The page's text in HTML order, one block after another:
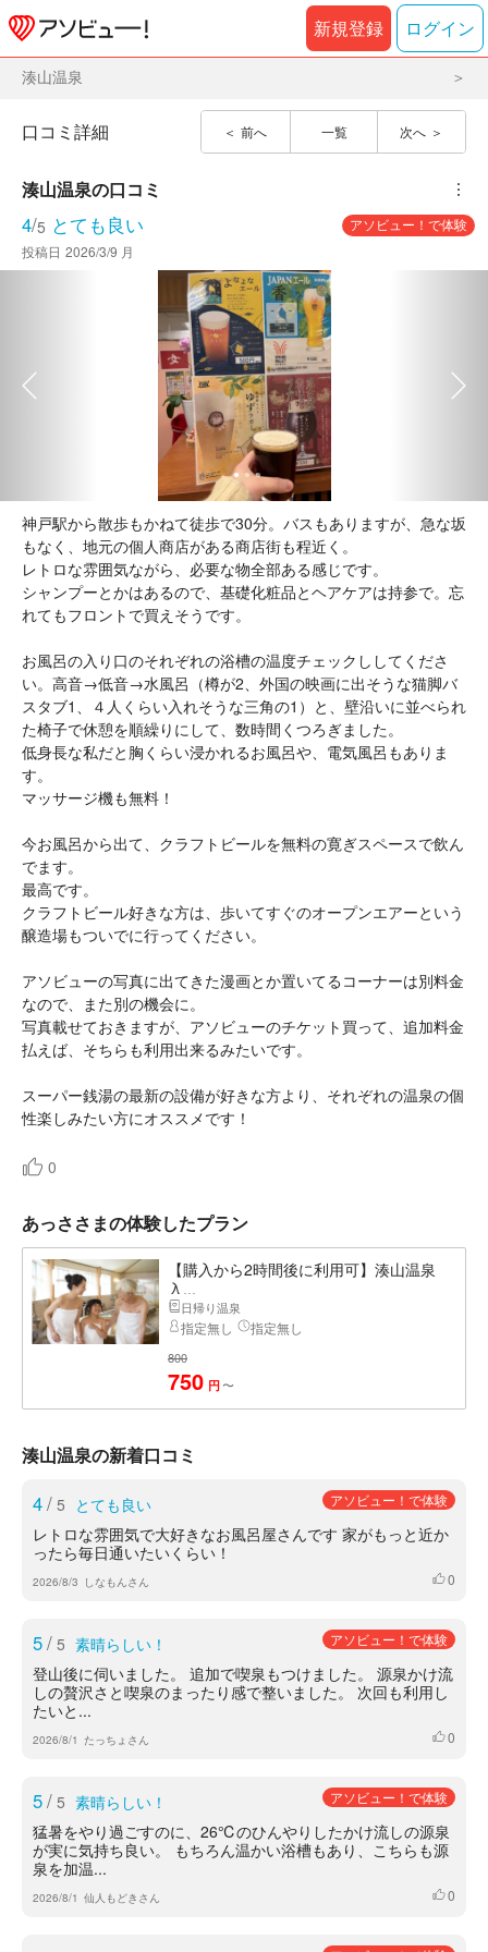
新規登録 ログイン
湊山温泉
前へ 一覧 次へ
口コミ詳細
湊山温泉の口コミ ︙
4/5 とても良い
アソビュー！で体験
投稿日 2026/3/9 月
神戸駅から散歩もかねて徒歩で30分。バスもありますが、急な坂
もなく、地元の個人商店がある商店街も程近く。
レトロな雰囲気ながら、必要な物全部ある感じです。
シャンプーとかはあるので、基礎化粧品とヘアケアは持参で。忘
れてもフロントで買えそうです。
お風呂の入り口のそれぞれの浴槽の温度チェックししてくださ
い。高音→低音→水風呂（樽が2、外国の映画に出そうな猫脚バ
スタブ1、４人くらい入れそうな三角の1）と、壁沿いに並べられ
た椅子で休憩を順繰りにして、数時間くつろぎました。
低身長な私だと胸くらい浸かれるお風呂や、電気風呂もありま
す。
マッサージ機も無料！
今お風呂から出て、クラフトビールを無料の寛ぎスペースで飲ん
でます。
最高です。
クラフトビール好きな方は、歩いてすぐのオープンエアーという
醸造場もついでに行ってください。
アソビューの写真に出てきた漫画とか置いてるコーナーは別料金
なので、また別の機会に。
写真載せておきますが、アソビューのチケット買って、追加料金
払えば、そちらも利用出来るみたいです。
スーパー銭湯の最新の設備が好きな方より、それぞれの温泉の個
性楽しみたい方にオススメです！
0
あっささまの体験したプラン
【購入から2時間後に利用可】湊山温泉
入...
日帰り温泉
指定無し 指定無し
800
750 円 〜
湊山温泉の新着口コミ
4/ 5 とても良い アソビュー！で体験
レトロな雰囲気で大好きなお風呂屋さんです 家がもっと近か
ったら毎日通いたいくらい！
2026/8/3 しなもんさん いいね
0
5/ 5 素晴らしい！ アソビュー！で体験
登山後に伺いました。 追加で喫泉もつけました。 源泉かけ流
しの贅沢さと喫泉のまったり感で整いました。 次回も利用し
たいと...
2026/8/1 たっちょさん いいね
0
5/ 5 素晴らしい！ アソビュー！で体験
猛暑をやり過ごすのに、26℃のひんやりしたかけ流しの源泉
が実に気持ち良い。 もちろん温かい浴槽もあり、こちらも源
泉を加温...
2026/8/1 仙人もどきさん いいね
0